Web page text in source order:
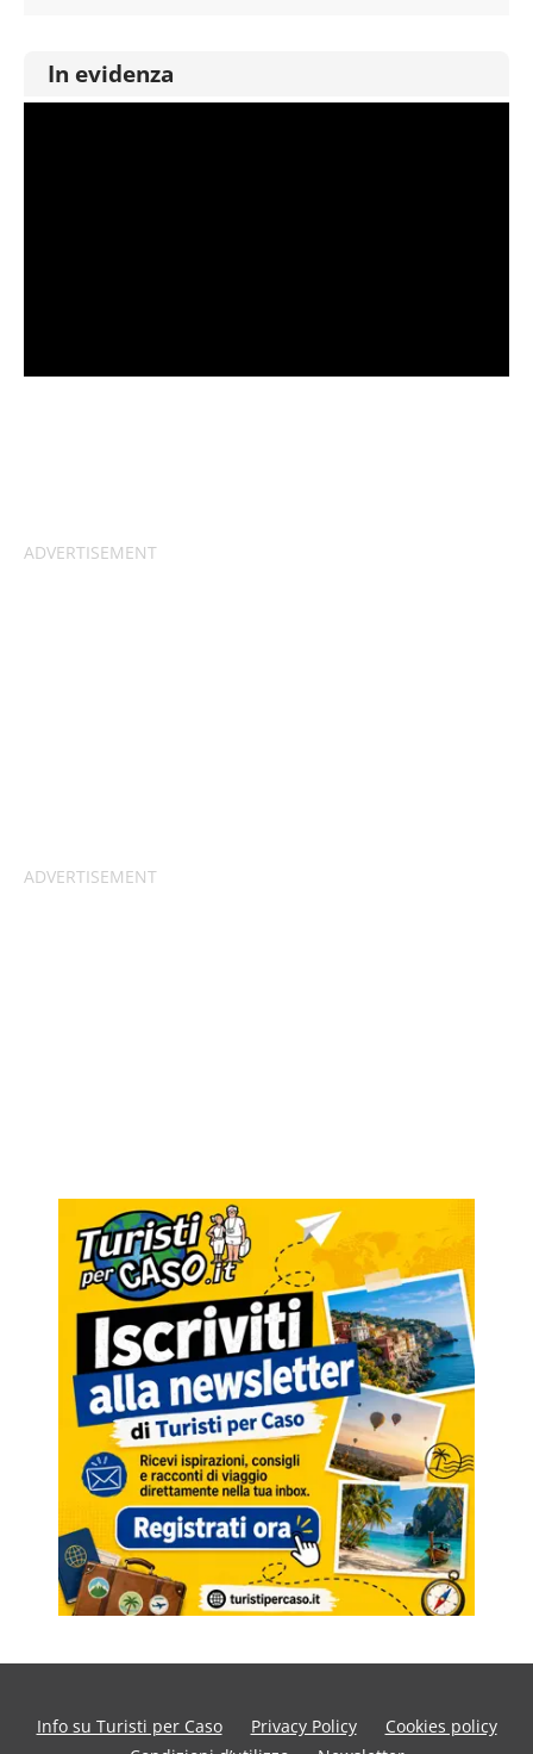
In evidenza
Info su Turisti per Caso Privacy Policy
Cookies policy